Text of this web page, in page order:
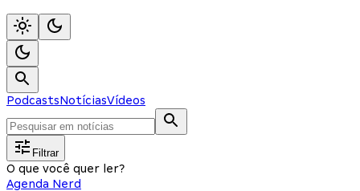
PodcastsNotíciasVídeos
Filtrar
O que você quer ler?
Agenda Nerd